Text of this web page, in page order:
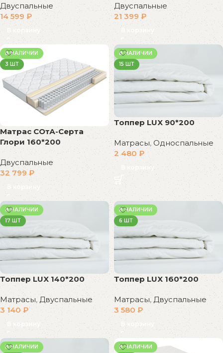
Двуспальные
14 599 ₽
В корзину
Двуспальные
21 399 ₽
В корзину
В НАЛИЧИИ
3 ШТ
Матрас СОтА-Серта
Глори 160*200
Двуспальные
32 799₽
В корзину
В НАЛИЧИИ
15 ШТ
Топпер LUX 90*200
Матрасы, Односпальные
2 480₽
В корзину
В НАЛИЧИИ
17 ШТ
Топпер LUX 140*200
Матрасы,Двуспальные
3 140₽
В корзину
В НАЛИЧИИ
6 ШТ
Топпер LUX 160*200
Матрасы, Двуспальные
3 580 ₽
В корзину
В НАЛИЧИИ
В НАЛИЧИИ